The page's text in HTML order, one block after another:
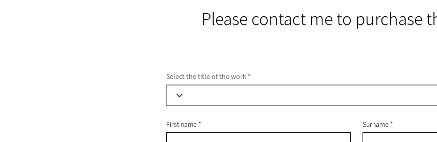
Please contact me to purchase
Select the title of the work
First name Surname